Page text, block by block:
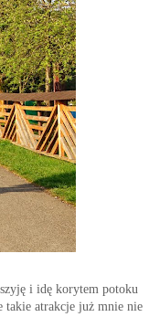
i idę korytem potoku
takie atrakcje już mnie nie